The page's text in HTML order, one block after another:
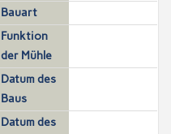
Bauart
Funktion
der Mühle
Datum des
Baus
Datum des